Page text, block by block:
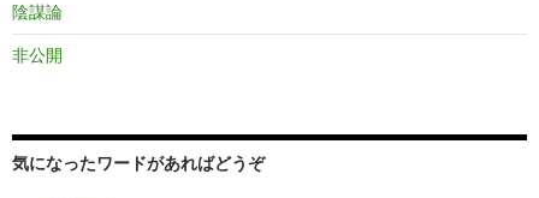
陰謀論
非公開
気になったワードがあればどうぞ